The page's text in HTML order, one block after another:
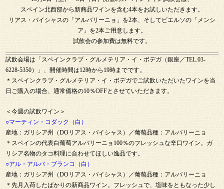
スペイン北西部から新商品ワインを含む4本をお試しいただきます。
リアス・バイシャスの「アルバリーニョ」を2本、そしてビエルソの「メンシ
ア」を2本ご用意します。
試飲会の参加費は無料です。
試飲会場は「スペインクラブ・グルメテリア・イ・ボデガ（銀座／TEL.03-
6228-5350）」、開催時間は12時から19時までです。
＊スペインクラブ・グルメテリア・イ・ボデガでご試飲いただいたワインを当
日ご購入の場合、通常価格の10％OFFとさせていただきます。
＜今週の試飲ワイン＞
○マーティン・コダック（白）
産地：ガリシア州（DOリアス・バイシャス）／葡萄品種：アルバリーニョ
＊スペインの代表白葡萄アルバリーニョ100％のフレッシュな辛口ワイン。ガ
リシア名物のタコ料理に合わせてほしい逸品です。
○アル・アルバ・ブランコ（白）
産地：ガリシア州（DOリアス・バイシャス）／葡萄品種：アルバリーニョ
＊先月入荷したばかりの新商品ワイン。フレッシュで、塩味をともなった少し